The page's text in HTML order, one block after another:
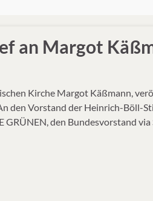
an Margot
Kirche Margot Käßmann,
den Vorstand der Heinrich-Böll-
den Bundesvorstand via